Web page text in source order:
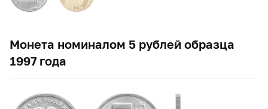
Монета номиналом 5 рублей образца
1997 года